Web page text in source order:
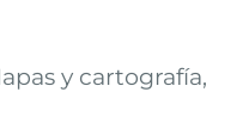
y cartografía,